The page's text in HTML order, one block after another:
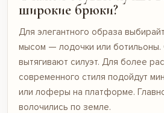
широкие брюки?
Для элегантного образа
мысом — лодочки или ботильоны.
вытягивают силуэт. Для более
современного стиля подойдут
или лоферы на платформе.
волочились по земле.